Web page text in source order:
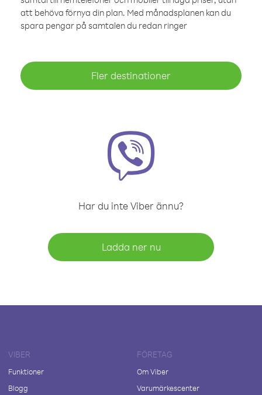
att behöva förnya din plan. Med månadsplanen kan du
spara pengar på samtalen du redan ringer
Fler destinationer
Har du inte Viber ännu?
Ladda ner nu
VIBER
Funktioner
Blogg
FÖRETAG
Om Viber
Varumärkescenter